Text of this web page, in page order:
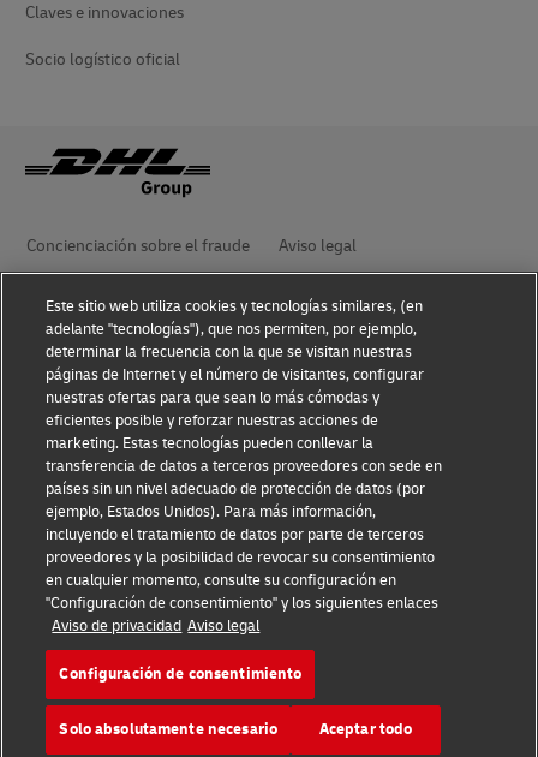
Claves e innovaciones
Socio logístico oficial
Concienciación sobre el fraude Aviso legal
Aviso de privacidad Accesibilidad
Resolución de conflictos Management System Policy
Términos y condiciones
Condiciones generales de
transporte
Síganos
2026 © - todos los derechos reservados
Este sitio web utiliza cookies y tecnologías similares, (en
adelante "tecnologías"), que nos permiten, por ejemplo,
determinar la frecuencia con la que se visitan nuestras
páginas de Internet y el número de visitantes, configurar
nuestras ofertas para que sean lo más cómodas y
eficientes posible y reforzar nuestras acciones de
marketing. Estas tecnologías pueden conllevar la
transferencia de datos a terceros proveedores con sede en
países sin un nivel adecuado de protección de datos (por
ejemplo, Estados Unidos). Para más información,
incluyendo el tratamiento de datos por parte de terceros
proveedores y la posibilidad de revocar su consentimiento
en cualquier momento, consulte su configuración en
"Configuración de consentimiento" y los siguientes enlaces
Aviso de privacidad Aviso legal
Configuración de consentimiento
Solo absolutamente necesario Aceptar todo